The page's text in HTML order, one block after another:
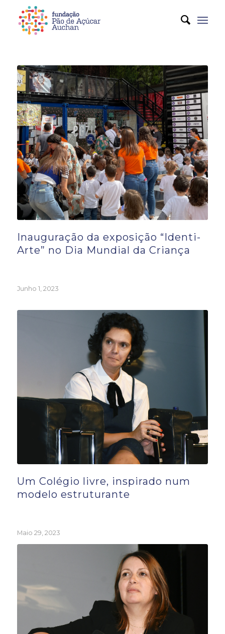
Inauguração da exposição “Identi-
Arte” no Dia Mundial da Criança
Junho 1, 2023
Um Colégio livre, inspirado num
modelo estruturante
Maio 29, 2023